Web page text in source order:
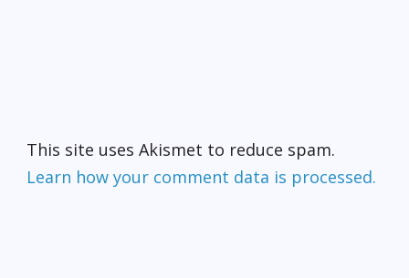
This site uses Akismet to reduce spam.
Learn how your comment data is processed.